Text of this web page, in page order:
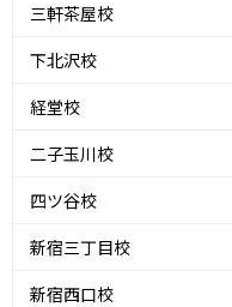
三軒茶屋校
下北沢校
経堂校
二子玉川校
四ツ谷校
新宿三丁目校
新宿西口校